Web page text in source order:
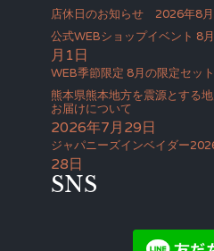
店休日のお知らせ 2026年8月
公式WEBショップイベント 8
月1日
WEB季節限定 8月の限定セット
熊本県熊本地方を震源とする
お届けについて
2026年7月29日
ジャパニーズインベイダー
28日
SNS